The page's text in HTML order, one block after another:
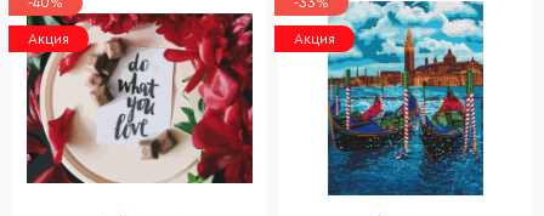
Акция Акция